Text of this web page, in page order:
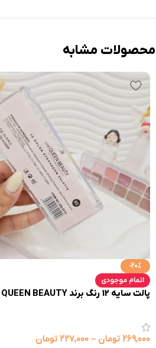
محصولات مشابه
-20%
اتمام موجودی
پالت سایه 12 رنگ برند QUEEN BEAUTY کد 2010
۲۶۹,۰۰۰ تومان – ۲۲۷,۰۰۰ تومان